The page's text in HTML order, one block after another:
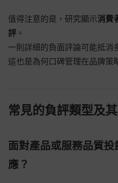
值得注意的是，研究顯示消費
評 。
一則詳細的負面評論可能抵消
這也是為何口碑管理在品牌策
常見的負評類型及
面對產品或服務品質投
應？